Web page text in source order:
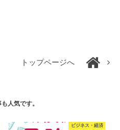
トップページへ
人気です。
ビジネス・経済